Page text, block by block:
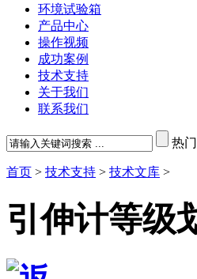
环境试验箱
产品中心
操作视频
成功案例
技术支持
关于我们
联系我们
热
首页 > 技术支持 > 技术文库 >
引伸计等级